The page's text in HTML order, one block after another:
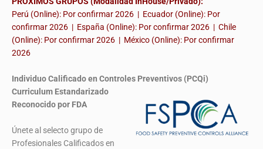
Perú (Online): Por confirmar 2026 | Ecuador (Online): Por
confirmar 2026 | España (Online): Por confirmar 2026 | Chile
(Online): Por confirmar 2026 | México (Online): Por confirmar
2026
Individuo Calificado en Controles Preventivos (PCQi)
Curriculum Estandarizado
Reconocido por FDA
Únete al selecto grupo de
Profesionales Calificados en